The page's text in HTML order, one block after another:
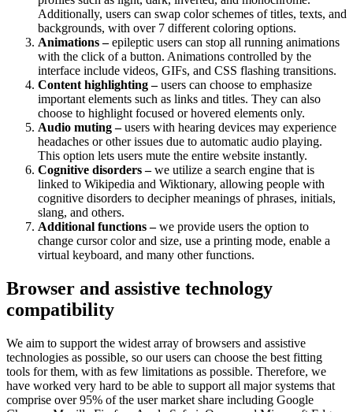
Additionally, users can swap color schemes of titles, texts, and
backgrounds, with over 7 different coloring options.
Animations –epileptic users can stop all running animations
with the click of a button. Animations controlled by the
interface include videos, GIFs, and CSS flashing transitions.
Content highlighting –users can choose to emphasize
important elements such as links and titles. They can also
choose to highlight focused or hovered elements only.
Audio muting –users with hearing devices may experience
headaches or other issues due to automatic audio playing.
This option lets users mute the entire website instantly.
Cognitive disorders –we utilize a search engine that is
linked to Wikipedia and Wiktionary, allowing people with
cognitive disorders to decipher meanings of phrases, initials,
slang, and others.
Additional functions –we provide users the option to
change cursor color and size, use a printing mode, enable a
virtual keyboard, and many other functions.
Browser and assistive technology
compatibility
We aim to support the widest array of browsers and assistive
technologies as possible, so our users can choose the best fitting
tools for them, with as few limitations as possible. Therefore, we
have worked very hard to be able to support all major systems that
comprise over 95% of the user market share including Google